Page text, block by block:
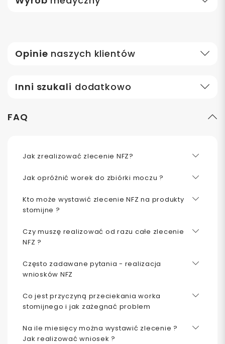
Opinie naszych klientów
Inni szukali dodatkowo
FAQ
Jak zrealizować zlecenie NFZ?
Jak opróżnić worek do zbiórki moczu ?
Kto może wystawić zlecenie NFZ na produkty
stomijne ?
Czy muszę realizować od razu całe zlecenie
NFZ ?
Często zadawane pytania - realizacja
wniosków NFZ
Co jest przyczyną przeciekania worka
stomijnego i jak zażegnać problem
Na ile miesięcy można wystawić zlecenie ?
Jak realizować wniosek ?